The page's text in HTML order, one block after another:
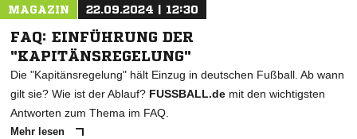
MAGAZIN 22.09.2024 | 12:30
FAQ: EINFÜHRUNG DER
"KAPITÄNSREGELUNG"
Die "Kapitänsregelung" hält Einzug in deutschen Fußball. Ab wann
gilt sie? Wie ist der Ablauf? FUSSBALL.de mit den wichtigsten
Antworten zum Thema im FAQ.
Mehr lesen